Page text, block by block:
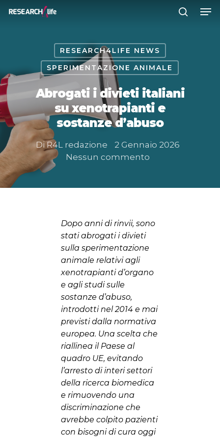
Premere INVIO per cercare o ESC
per chiudere
RESEARCH4LIFE NEWS
SPERIMENTAZIONE ANIMALE
Abrogati i divieti italiani
su xenotrapianti e
sostanze d’abuso
Di R4L redazione
2 Gennaio 2026
Nessun commento
Dopo anni di rinvii, sono
stati abrogati i divieti
sulla sperimentazione
animale relativi agli
xenotrapianti d’organo
e agli studi sulle
sostanze d’abuso,
introdotti nel 2014 e mai
previsti dalla normativa
europea. Una scelta che
riallinea il Paese al
quadro UE, evitando
l’arresto di interi settori
della ricerca biomedica
e rimuovendo una
discriminazione che
avrebbe colpito pazienti
con bisogni di cura oggi